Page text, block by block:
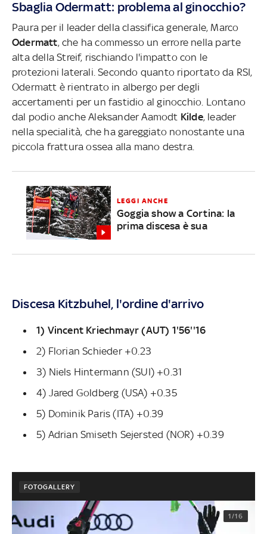
Sbaglia Odermatt: problema al ginocchio?
Paura per il leader della classifica generale, Marco
Odermatt, che ha commesso un errore nella parte
alta della Streif, rischiando l'impatto con le
protezioni laterali. Secondo quanto riportato da RSI,
Odermatt è rientrato in albergo per degli
accertamenti per un fastidio al ginocchio. Lontano
dal podio anche Aleksander Aamodt Kilde, leader
nella specialità, che ha gareggiato nonostante una
piccola frattura ossea alla mano destra.
LEGGI ANCHE
Goggia show a Cortina: la
prima discesa è sua
Discesa Kitzbuhel, l'ordine d'arrivo
1) Vincent Kriechmayr (AUT) 1'56''16
2) Florian Schieder +0.23
3) Niels Hintermann (SUI) +0.31
4) Jared Goldberg (USA) +0.35
5) Dominik Paris (ITA) +0.39
5) Adrian Smiseth Sejersted (NOR) +0.39
FOTOGALLERY
1/16